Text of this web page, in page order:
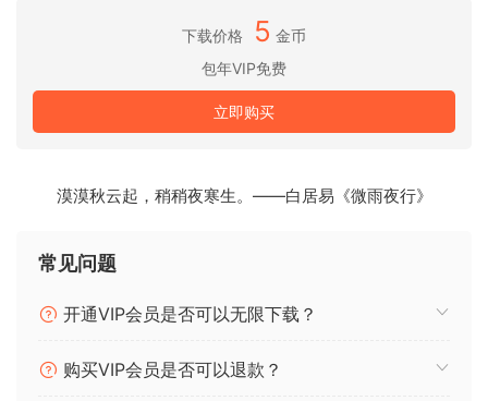
这些吉他循环经过精心制作，将温暖和情感带入您的曲目，使
它们成为制作完美写作画布的理想选择。
每个样本都经过精心处理，可作为广播混音，并附带完整的词
干和 MIDI。
对于 Ripple，我们的团队从 Dua Lipa、Sabrina Carpenter、
这些吉他循环旨在为您的作品带来活力和现代流行音乐的良好
这些循环用途广泛，可以融入任何流派。在里面您会找到词干
Trap、Afrobeats、RnB 等风格的动态弹跳驱动鼓循环
下载价格 5 金币
包年VIP免费
立即购买
漠漠秋云起，稍稍夜寒生。——白居易《微雨夜行》
常见问题
开通VIP会员是否可以无限下载？
购买VIP会员是否可以退款？